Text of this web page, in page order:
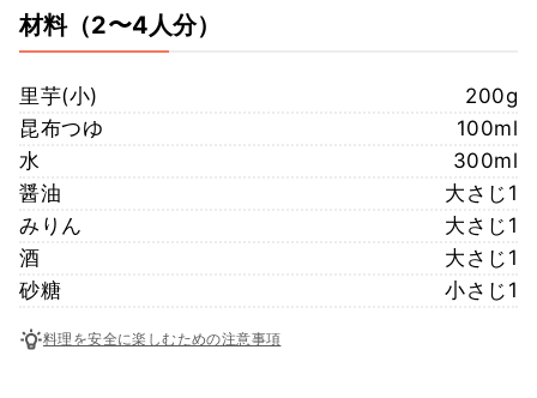
材料（2〜4人分）
里芋(小)
200g
昆布つゆ
100ml
水
300ml
醤油
大さじ1
みりん
大さじ1
酒
大さじ1
砂糖
小さじ1
料理を安全に楽しむための注意事項